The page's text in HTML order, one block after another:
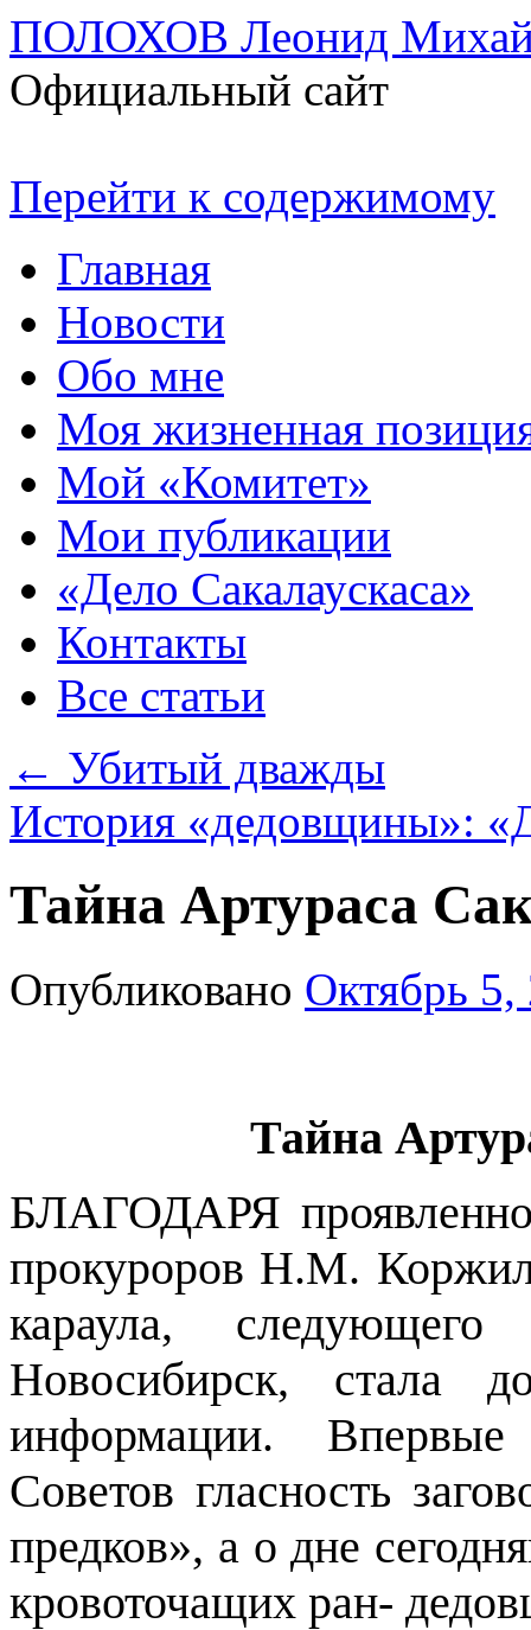
ПОЛОХОВ Леонид
Официальный сайт
Перейти к содержимому
Главная
Новости
Обо мне
Моя жизненная
Мой «Комитет»
Мои публикации
«Дело Сакалаускаса»
Контакты
Все статьи
← Убитый дважды
История «дедовщины»:
Тайна Артураса
Опубликовано Октябрь 5,
Тайна
БЛАГОДАРЯ
прокуроров Н.М.
караула,
Новосибирск, стала
информации.
Советов гласность
предков», а о дне
кровоточащих ран-